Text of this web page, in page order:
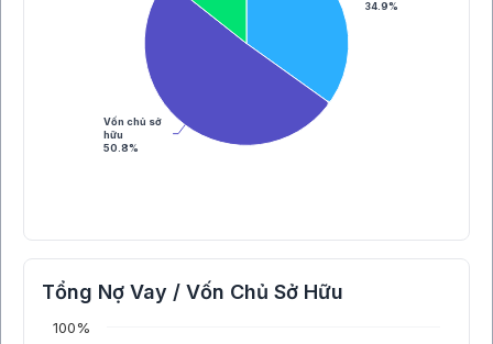
34.9%
Vốn chủ sở
hữu
50.8%
Tổng Nợ Vay / Vốn Chủ Sở Hữu
100%